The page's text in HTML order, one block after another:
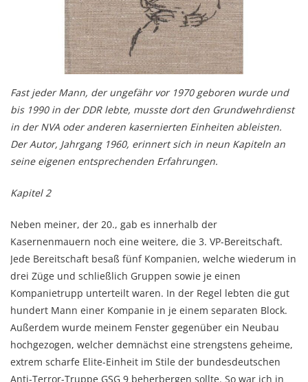
Fast jeder Mann, der ungefähr vor 1970 geboren wurde und
bis 1990 in der DDR lebte, musste dort den Grundwehrdienst
in der NVA oder anderen kasernierten Einheiten ableisten.
Der Autor, Jahrgang 1960, erinnert sich in neun Kapiteln an
seine eigenen entsprechenden Erfahrungen.
Kapitel 2
Neben meiner, der 20., gab es innerhalb der
Kasernenmauern noch eine weitere, die 3. VP-Bereitschaft.
Jede Bereitschaft besaß fünf Kompanien, welche wiederum in
drei Züge und schließlich Gruppen sowie je einen
Kompanietrupp unterteilt waren. In der Regel lebten die gut
hun­dert Mann einer Kompanie in je einem separaten Block.
Außerdem wurde meinem Fenster gegen­über ein Neubau
hochgezogen, welcher demnächst eine strengstens geheime,
extrem scharfe Elite-Einheit im Stile der bundesdeutschen
Anti-Terror-Truppe GSG 9 beherbergen sollte. So war ich in